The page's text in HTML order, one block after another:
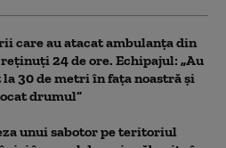
care au atacat ambulanța din
24 de ore. Echipajul: „Au
30 de metri în fața noastră și
drumul”
unui sabotor pe teritoriul